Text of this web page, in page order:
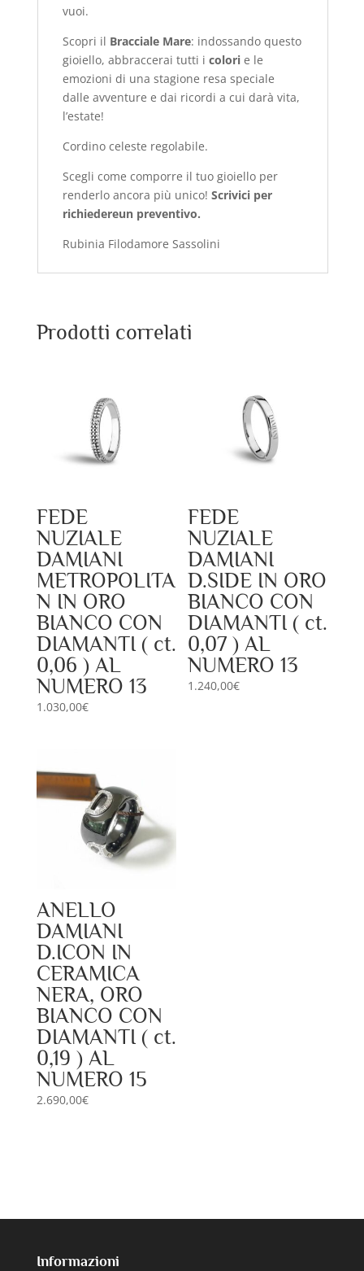
vuoi.
Scopri il Bracciale Mare: indossando questo
gioiello, abbraccerai tutti i colori e le
emozioni di una stagione resa speciale
dalle avventure e dai ricordi a cui darà vita,
l’estate!
Cordino celeste regolabile.
Scegli come comporre il tuo gioiello per
renderlo ancora più unico! Scrivici per
richiedereun preventivo.
Rubinia Filodamore Sassolini
Prodotti correlati
FEDE
NUZIALE
DAMIANI
METROPOLITA
N IN ORO
BIANCO CON
DIAMANTI ( ct.
0,06 ) AL
NUMERO 13
1.030,00€
FEDE
NUZIALE
DAMIANI
D.SIDE IN ORO
BIANCO CON
DIAMANTI ( ct.
0,07 ) AL
NUMERO 13
1.240,00€
ANELLO
DAMIANI
D.ICON IN
CERAMICA
NERA, ORO
BIANCO CON
DIAMANTI ( ct.
0,19 ) AL
NUMERO 15
2.690,00€
Informazioni